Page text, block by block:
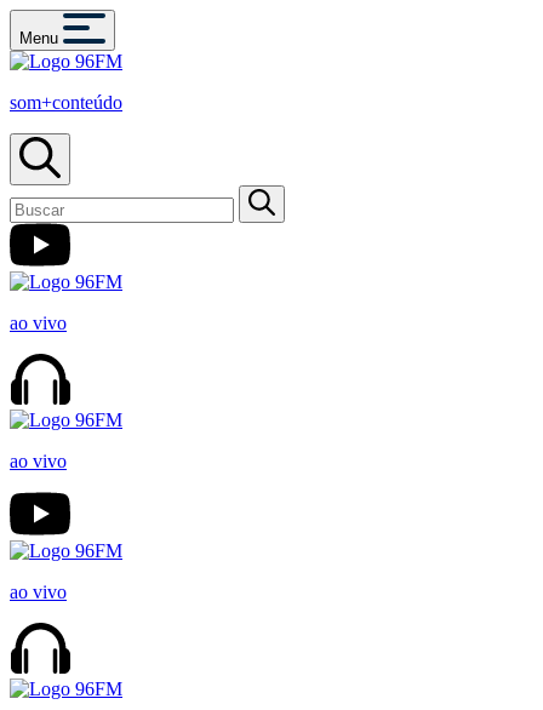
Menu
som+conteúdo
ao vivo
ao vivo
ao vivo